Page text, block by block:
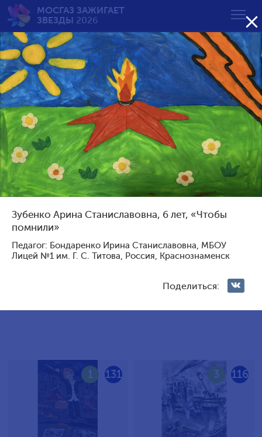
МОСГАЗ ЗАЖИГАЕТ
ЗВЕЗДЫ 2026 
Зубенко Арина Станиславовна, 6 лет, «Чтобы
помнили»
Педагог: Бондаренко Ирина Станиславовна, МБОУ
Лицей №1 им. Г. С. Титова, Россия, Краснознаменск
Поделиться:
Вечный огонь — вечная
память
от 7 до 10 лет
Возрастная группа:
от 7 до 10 лет
от 11 до 14 лет
от 15 до 18 лет
Сортировать по результату:
131
1 116
3